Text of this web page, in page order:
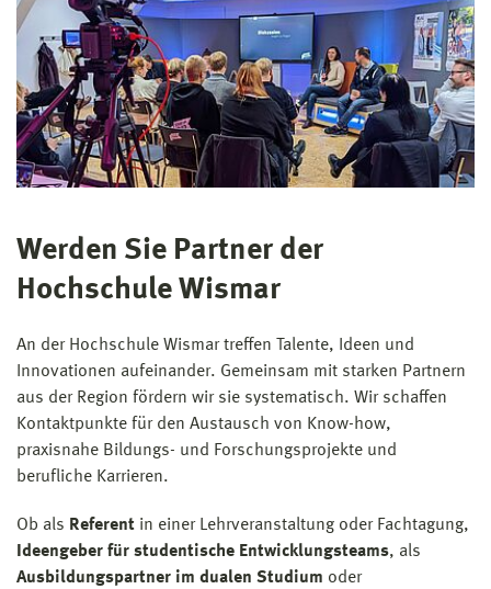
Werden Sie Partner der
Hochschule Wismar
An der Hochschule Wismar treffen Talente, Ideen und
Innovationen aufeinander. Gemeinsam mit starken Partnern
aus der Region fördern wir sie systematisch. Wir schaffen
Kontaktpunkte für den Austausch von Know-how,
praxisnahe Bildungs- und Forschungsprojekte und
berufliche Karrieren.
Ob als Referent in einer Lehrveranstaltung oder Fachtagung,
Ideengeber für studentische Entwicklungsteams, als
Ausbildungspartner im dualen Studium oder